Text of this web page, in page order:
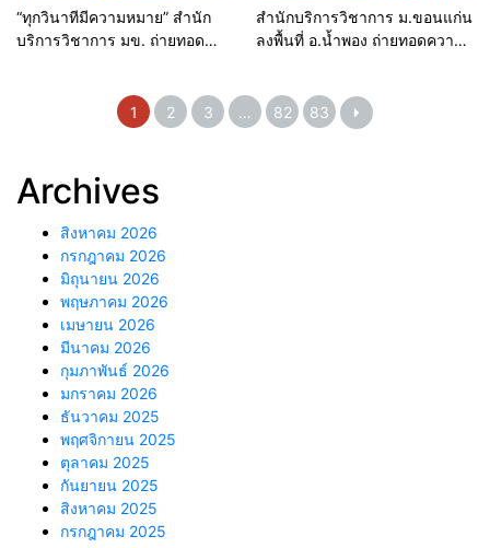
“ทุกวินาทีมีความหมาย” สำนัก
บริการวิชาการ มข. ถ่ายทอด
บริการและยกระดับศักยภาพ
พยาบาลวิชาชีพในพัฒนาการคัด
สำนักบริการวิชาการ ม.ขอนแก่น
ลงพื้นที่ อ.น้ำพอง ถ่ายทอดความรู้
ชุมชนตามโมเดล BCG
1 2 3 … 82 83
Archives
สิงหาคม 2026
กรกฎาคม 2026
มิถุนายน 2026
พฤษภาคม 2026
เมษายน 2026
มีนาคม 2026
กุมภาพันธ์ 2026
มกราคม 2026
ธันวาคม 2025
พฤศจิกายน 2025
ตุลาคม 2025
กันยายน 2025
สิงหาคม 2025
กรกฎาคม 2025